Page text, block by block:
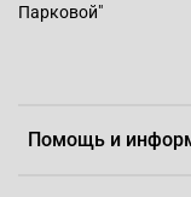
Помощь и
Парковой"